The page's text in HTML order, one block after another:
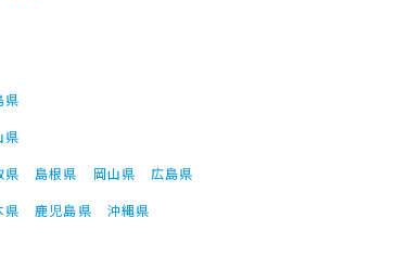
県
県
県 島根県 岡山県
広島県
県 鹿児島県 沖縄県